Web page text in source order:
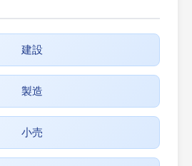
建設
製造
小売